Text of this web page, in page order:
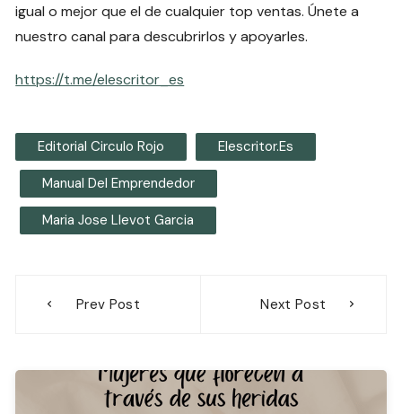
igual o mejor que el de cualquier top ventas. Únete a
nuestro canal para descubrirlos y apoyarles.
https://t.me/elescritor_es
Editorial Circulo Rojo Elescritor.es
Manual Del Emprendedor
Maria Jose Llevot Garcia
Prev Post Next Post